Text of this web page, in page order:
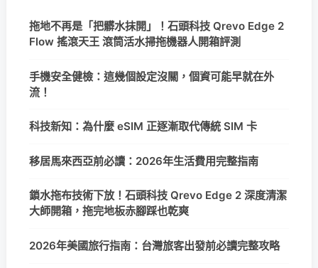
拖地不再是「把髒水抹開」！石頭科技 Qrevo Edge 2
Flow 搖滾天王 滾筒活水掃拖機器人開箱評測
手機安全健檢：這幾個設定沒關，個資可能早就在外
流！
科技新知：為什麼 eSIM 正逐漸取代傳統 SIM 卡
移居馬來西亞前必讀：2026年生活費用完整指南
鎖水拖布技術下放！石頭科技 Qrevo Edge 2 深度清潔
大師開箱，拖完地板赤腳踩也乾爽
2026年美國旅行指南：台灣旅客出發前必讀完整攻略